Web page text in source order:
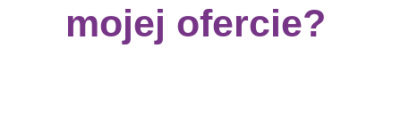
mojej ofercie?